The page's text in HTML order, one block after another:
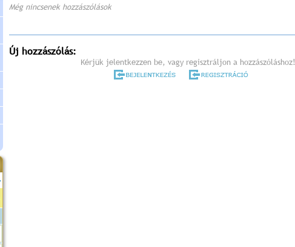
Még nincsenek hozzászólások
Új hozzászólás:
Kérjük jelentkezzen be, vagy regisztráljon a hozzászóláshoz!